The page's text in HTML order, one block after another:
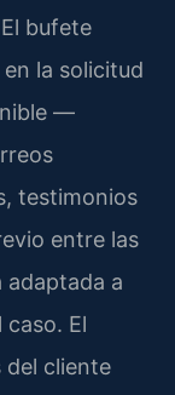
bufete
la solicitud
—
testimonios
entre las
a
El
del cliente